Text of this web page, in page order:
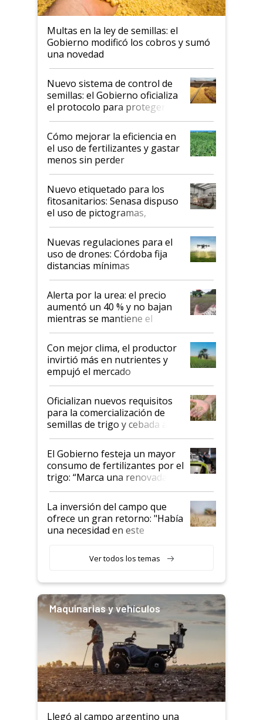
Multas en la ley de semillas: el
Gobierno modificó los cobros y sumó
una novedad
Nuevo sistema de control de
semillas: el Gobierno oficializa
el protocolo para proteger la
propiedad intelectual
Cómo mejorar la eficiencia en
el uso de fertilizantes y gastar
menos sin perder
productividad en la campaña
fina
Nuevo etiquetado para los
fitosanitarios: Senasa dispuso
el uso de pictogramas,
palabras de advertencia e
indicaciones
Nuevas regulaciones para el
uso de drones: Córdoba fija
distancias mínimas
Alerta por la urea: el precio
aumentó un 40 % y no bajan
mientras se mantiene el
conflicto en Medio Oriente
Con mejor clima, el productor
invirtió más en nutrientes y
empujó el mercado
Oficializan nuevos requisitos
para la comercialización de
semillas de trigo y cebada a
granel
El Gobierno festeja un mayor
consumo de fertilizantes por el
trigo: “Marca una renovada
confianza de los productores”
La inversión del campo que
ofrece un gran retorno: "Había
una necesidad en este
Ver todos los temas
Maquinarias y vehículos
Llegó al campo argentino una